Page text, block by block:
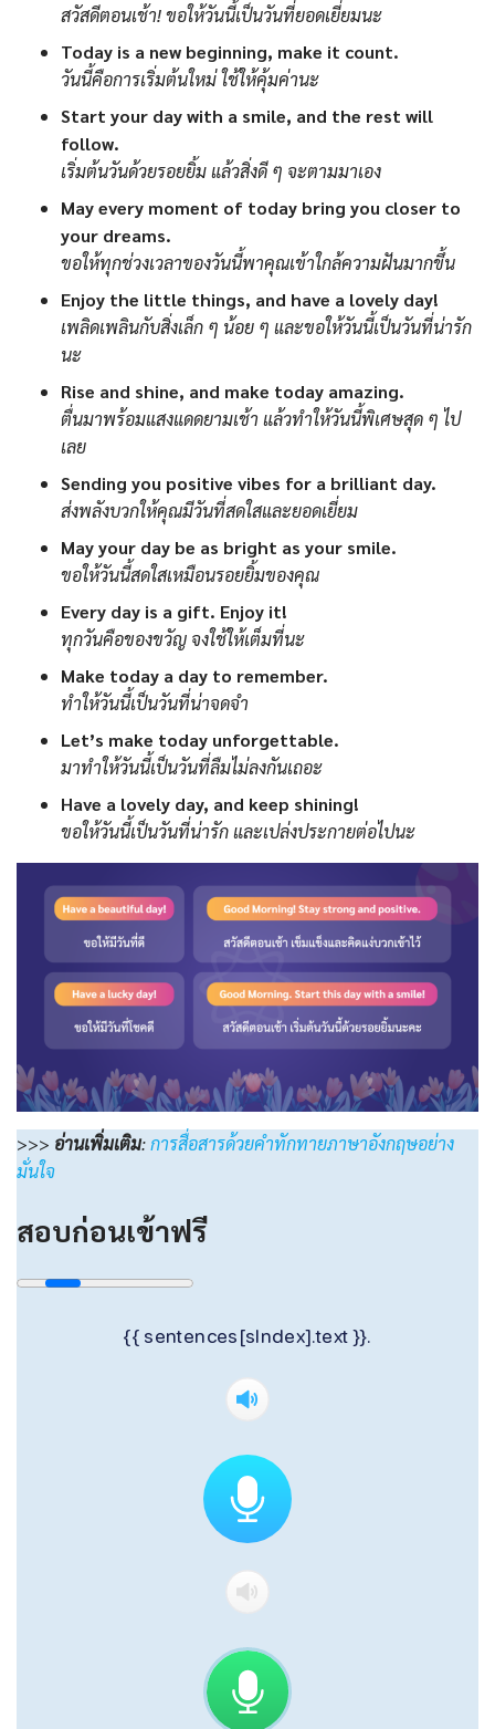
สวัสดีตอนเช้า! ขอให้วันนี้เป็นวันที่ยอดเยี่ยมนะ
Today is a new beginning, make it count.
วันนี้คือการเริ่มต้นใหม่ ใช้ให้คุ้มค่านะ
Start your day with a smile, and the rest will
follow.
เริ่มต้นวันด้วยรอยยิ้ม แล้วสิ่งดี ๆ จะตามมาเอง
May every moment of today bring you closer to
your dreams.
ขอให้ทุกช่วงเวลาของวันนี้พาคุณเข้าใกล้ความฝันมากขึ้น
Enjoy the little things, and have a lovely day!
เพลิดเพลินกับสิ่งเล็ก ๆ น้อย ๆ และขอให้วันนี้เป็นวันที่น่ารัก
นะ
Rise and shine, and make today amazing.
ตื่นมาพร้อมแสงแดดยามเช้า แล้วทำให้วันนี้พิเศษสุด ๆ ไป
เลย
Sending you positive vibes for a brilliant day.
ส่งพลังบวกให้คุณมีวันที่สดใสและยอดเยี่ยม
May your day be as bright as your smile.
ขอให้วันนี้สดใสเหมือนรอยยิ้มของคุณ
Every day is a gift. Enjoy it!
ทุกวันคือของขวัญ จงใช้ให้เต็มที่นะ
Make today a day to remember.
ทำให้วันนี้เป็นวันที่น่าจดจำ
Let’s make today unforgettable.
มาทำให้วันนี้เป็นวันที่ลืมไม่ลงกันเถอะ
Have a lovely day, and keep shining!
ขอให้วันนี้เป็นวันที่น่ารัก และเปล่งประกายต่อไปนะ
>>> อ่านเพิ่มเติม:การสื่อสารด้วยคำทักทายภาษาอังกฤษอย่าง
มั่นใจ
สอบก่อนเข้าฟรี
{{ sentences[sIndex].text }}.